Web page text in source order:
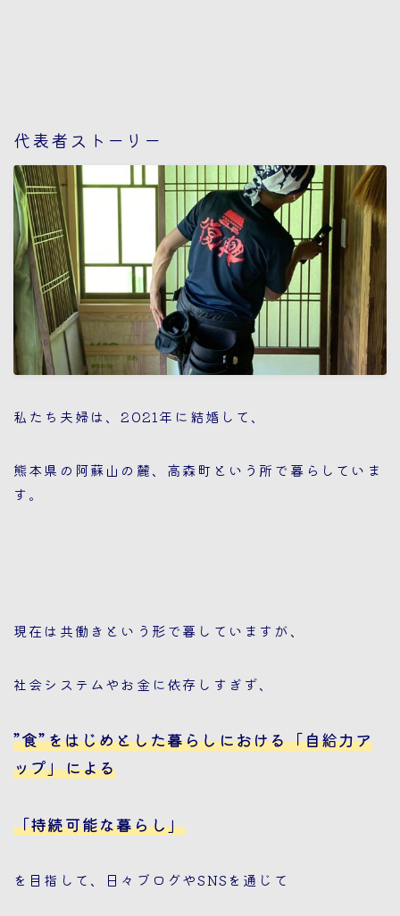
古民家のご相談
メルマガ
問合せ
代表者ストーリー
私たち夫婦は、2021年に結婚して、
熊本県の阿蘇山の麓、高森町という所で暮らしていま
す。
現在は共働きという形で暮していますが、
社会システムやお金に依存しすぎず、
”食”をはじめとした暮らしにおける「自給力ア
ップ」による
「持続可能な暮らし」
を目指して、日々ブログやSNSを通じて